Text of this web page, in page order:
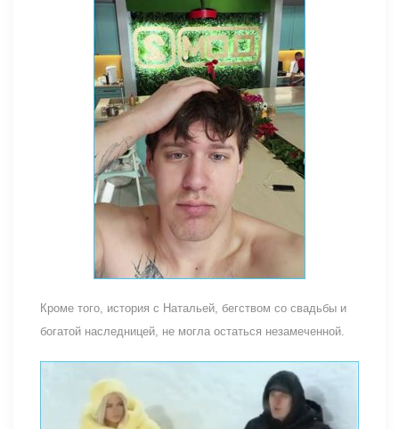
Кроме того, история с Натальей, бегством со свадьбы и
богатой наследницей, не могла остаться незамеченной.